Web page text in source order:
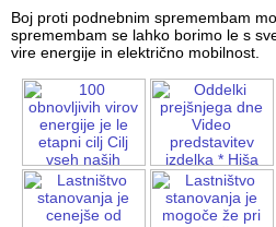
Boj proti podnebnim spremembam
spremembam se lahko borimo le s
vire energije in električno mobilnost.